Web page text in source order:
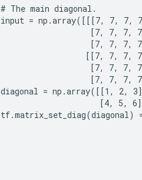
# The main diagonal.
input = np.array([[[7, 7,
[7, 7, 7,
[7, 7, 7,
[[7, 7, 7,
[7, 7, 7,
[7, 7, 7,
diagonal = np.array([[1,
[4, 5,